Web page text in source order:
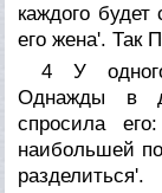
каждого
его жена'. Так
4 У
Однажды в
спросила
наибольшей
разделиться'.